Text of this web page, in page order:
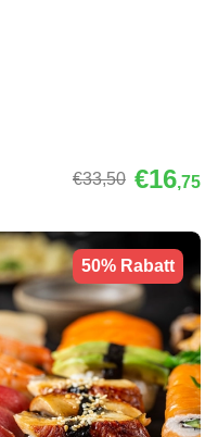
€33,50 €16,75
50% Rabatt